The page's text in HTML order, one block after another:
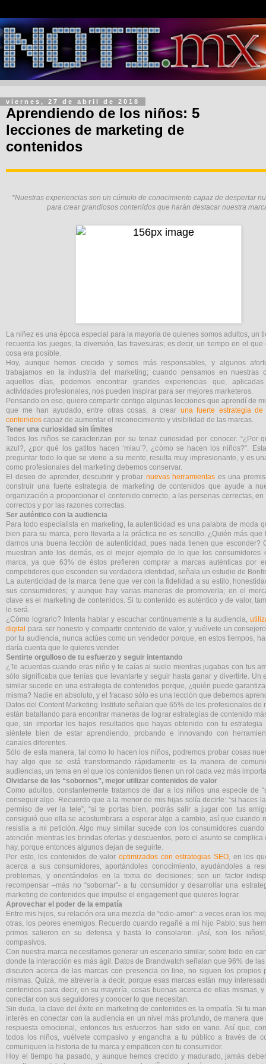
viernes, 27 de abril de 2018
Aprendiendo de los niños: 5
lecciones de marketing de
contenidos
*Nuestras experiencias son un cúmulo de conocimiento capaz de despertar
para crear grandiosos contenidos que harán destacar nuestra
La niñez es una época especial para la mayoría de quienes somos adultos, un
recuerda los juegos, la diversión, las travesuras; es decir, un tiempo en el que
cosa era posible.
Hoy, aunque hemos crecido y somos más responsables, y algunos
trabajamos en la industria del marketing; cuando pensamos en nuestras
aquellos días, podemos encontrar grandes experiencias que,
actividades profesionales, nos pueden inspirar para ser mejores marketeros.
Pensando en eso, quiero compartir contigo algunas lecciones que aprendí de
que me han ayudado, entre otras cosas, a crear una fuerte estrategia de
contenidos capaz de aumentar el reconocimiento y visibilidad de las marcas.
Tener una curiosidad sin límites
Todos los niños se caracterizan por su tenaz curiosidad por conocer. “¿Por
azul?, ¿por qué los gatitos hacen ‘miau’?, ¿cómo se hacen los niños?”.
preguntar todo lo que se viene a su mente, resulta muy impresionante, y es
como profesionales del marketing debemos conservar.
El deseo de aprender, descubrir y probar nuevas herramientas es una
construir una fuerte estrategia de marketing de contenidos que ayude a
organización a proporcionar el contenido correcto, a las personas correctas, en
correctos y por las razones correctas.
Ser auténtico con la audiencia
Para todo especialista en marketing, la autenticidad es una palabra de moda
bien para su marca, pero llevarla a la práctica no es sencillo. ¿Quién más que
darnos una buena lección de autenticidad, pues nada tienen que esconder?
muestran ante los demás, es el mejor ejemplo de lo que los consumidores
marca, ya que 63% de éstos prefieren comprar a marcas auténticas por
competidores que esconden su verdadera identidad, señala un estudio de
La autenticidad de la marca tiene que ver con la fidelidad a su estilo,
sus consumidores; y aunque hay varias maneras de promoverla; en el
clave es el marketing de contenidos. Si tu contenido es auténtico y de valor,
lo será.
¿Cómo lograrlo? Intenta hablar y escuchar continuamente a tu audiencia,
digital para ser honesto y compartir contenido de valor, y vuélvete un
por tu audiencia, nunca actúes como un vendedor porque, en estos tiempos,
daría cuenta que le quieres vender.
Sentirte orgulloso de tu esfuerzo y seguir intentando
¿Te acuerdas cuando eras niño y te caías al suelo mientras jugabas con tus
sólo significaba que tenías que levantarte y seguir hasta ganar y divertirte. Un
similar sucede en una estrategia de contenidos porque, ¿quién puede
misma? Nadie en absoluto, y el fracaso sólo es una lección que debemos
Datos del Content Marketing Institute señalan que 65% de los profesionales de
están batallando para encontrar maneras de lograr estrategias de contenido
que, sin importar los bajos resultados que hayas obtenido con tu estrategia
siéntete bien de estar aprendiendo, probando e innovando con
canales diferentes.
Sólo de esta manera, tal como lo hacen los niños, podremos probar cosas
hay algo que se está transformando rápidamente es la manera de
audiencias, un tema en el que los contenidos tienen un rol cada vez más
Olvidarse de los “sobornos”, mejor utilizar contenidos de valor
Como adultos, constantemente tratamos de dar a los niños una especie de
conseguir algo. Recuerdo que a la menor de mis hijas solía decirle: “si haces
permiso de ver la tele”, “si te portas bien, podrás salir a jugar con tus
consiguió que ella se acostumbrara a esperar algo a cambio, así que cuando
resistía a mi petición. Algo muy similar sucede con los consumidores
atención mientras les brindas ofertas y descuentos, pero el asunto se complica
hay, porque entonces algunos dejan de seguirte.
Por esto, los contenidos de valor optimizados con estrategias SEO, en los
acerca a sus consumidores, aportándoles conocimiento, ayudándoles a
problemas, y orientándolos en la toma de decisiones; son un factor
recompensar –más no “sobornar”- a tu consumidor y desarrollar una
marketing de contenidos que impulse el engagement que quieres lograr.
Aprovechar el poder de la empatía
Entre mis hijos, su relación era una mezcla de “odio-amor”: a veces eran los
otras, los peores enemigos. Recuerdo cuando regañé a mi hijo Pablo; sus
primos salieron en su defensa y hasta lo consolaron. ¡Así, son los
compasivos.
Con nuestra marca necesitamos generar un escenario similar, sobre todo en
donde la interacción es más ágil. Datos de Brandwatch señalan que 96% de
discuten acerca de las marcas con presencia on line, no siguen los propios
mismas. Quizá, me atrevería a decir, porque esas marcas están muy
contenidos para decir, en su mayoría, cosas buenas acerca de ellas mismas,
conectar con sus seguidores y conocer lo que necesitan.
Sin duda, la clave del éxito en marketing de contenidos es la empatía. Si tu
interés en conectar con la audiencia en un nivel más profundo, de manera
respuesta emocional, entonces tus esfuerzos han sido en vano. Así que,
todos los niños, vuélvete compasivo y engancha a tu público a través de
comuniquen la historia de tu marca y empaticen con tu consumidor.
Hoy el tiempo ha pasado, y aunque hemos crecido y madurado, jamás